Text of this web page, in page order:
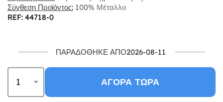
Σύνθεση Προϊόντος: 100% Μέταλλο
REF: 44718-0
ΠΑΡΑΔΌΘΗΚΕ ΑΠΌ2026-08-11
ΑΓΟΡΆ ΤΏΡΑ